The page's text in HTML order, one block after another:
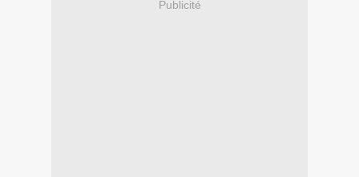
Publicité